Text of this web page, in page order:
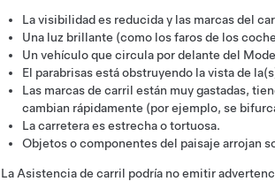
La visibilidad es reducida y las marcas del
Una luz brillante (como los faros de los
Un vehículo que circula por delante del
El parabrisas está obstruyendo la vista de
Las marcas de carril están muy gastadas,
cambian rápidamente (por ejemplo, se
La carretera es estrecha o tortuosa.
Objetos o componentes del paisaje arrojan
La Asistencia de carril podría no emitir